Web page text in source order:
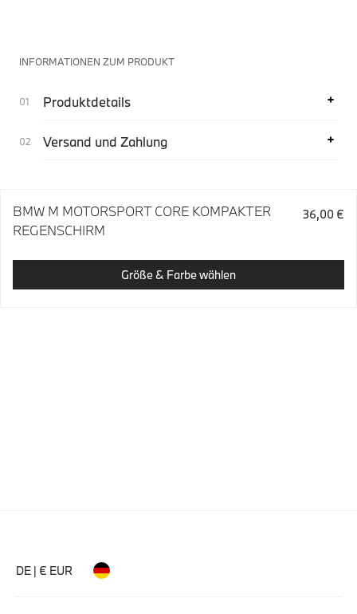
INFORMATIONEN ZUM PRODUKT
Produktdetails
Versand und Zahlung
BMW M MOTORSPORT CORE KOMPAKTER
REGENSCHIRM
36,00 €
Größe & Farbe wählen
DE | € EUR